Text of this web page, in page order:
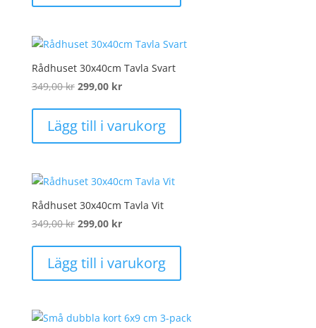
Rådhuset 30x40cm Tavla Svart
349,00kr Det
priset
var:
299,00 krDet
priset
är:
Lägg till i varukorg
Rådhuset 30x40cm Tavla Vit
349,00kr Det
priset
var:
299,00 krDet
priset
är:
Lägg till i varukorg